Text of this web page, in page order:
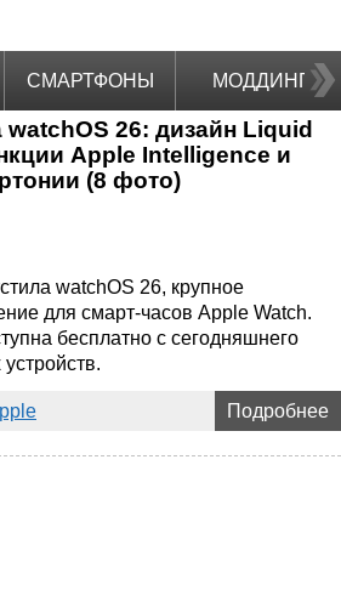
СМАРТФОНЫ МОДДИНГ
26: дизайн Liquid
Apple Intelligence и
(8 фото)
watchOS 26, крупное
для смарт-часов Apple Watch.
бесплатно с сегодняшнего
Подробнее